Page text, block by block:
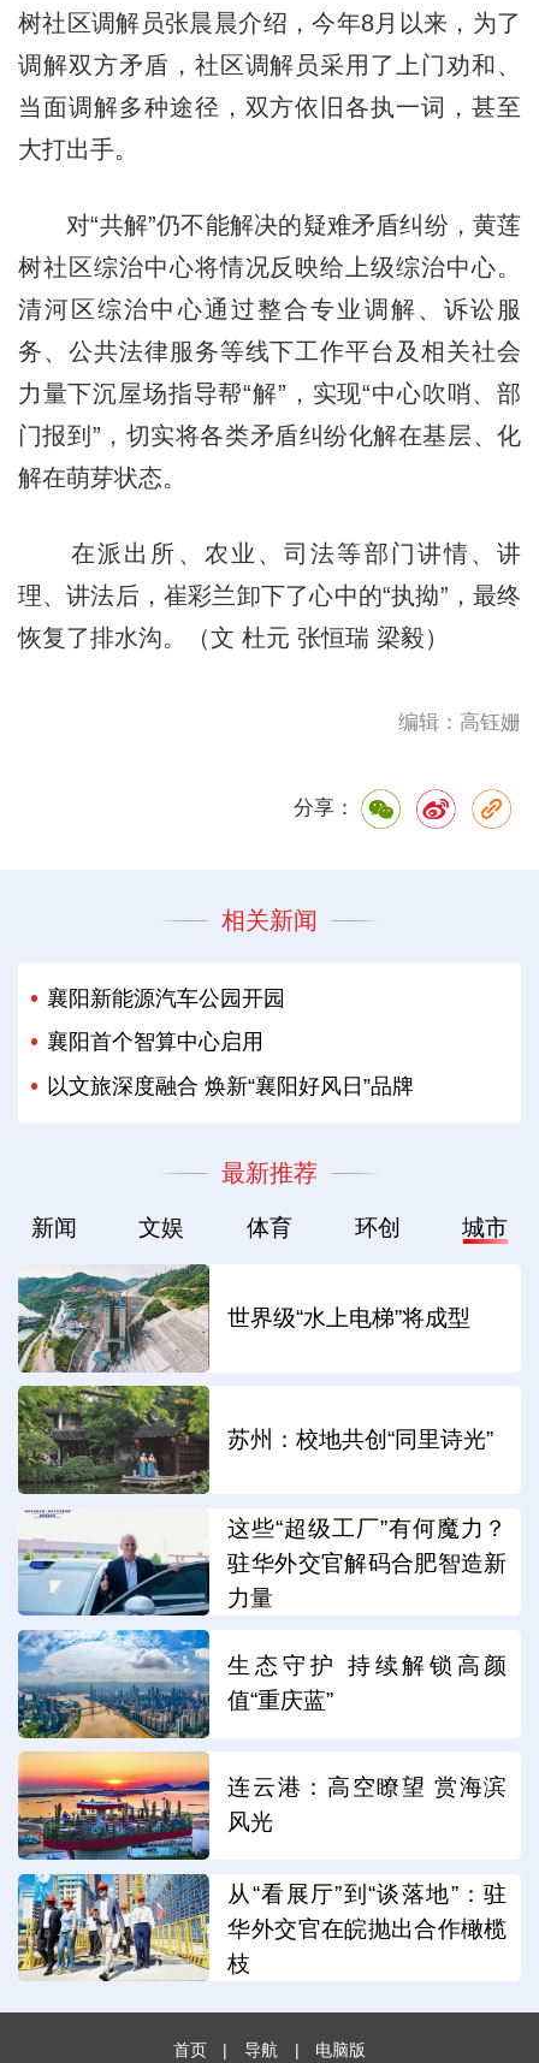
树社区调解员张晨晨介绍，今年8月以来，为了
调解双方矛盾，社区调解员采用了上门劝和、
当面调解多种途径，双方依旧各执一词，甚至
大打出手。
对“共解”仍不能解决的疑难矛盾纠纷，黄莲
树社区综治中心将情况反映给上级综治中心。
清河区综治中心通过整合专业调解、诉讼服
务、公共法律服务等线下工作平台及相关社会
力量下沉屋场指导帮“解”，实现“中心吹哨、部
门报到”，切实将各类矛盾纠纷化解在基层、化
解在萌芽状态。
在派出所、农业、司法等部门讲情、讲
理、讲法后，崔彩兰卸下了心中的“执拗”，最终
恢复了排水沟。（文 杜元 张恒瑞 梁毅）
编辑：高钰姗
分享：
相关新闻
襄阳新能源汽车公园开园
襄阳首个智算中心启用
以文旅深度融合 焕新“襄阳好风日”品牌
最新推荐
新闻 文娱 体育 环创 城市
世界级“水上电梯”将成型
苏州：校地共创“同里诗光”
这些“超级工厂”有何魔力？
驻华外交官解码合肥智造新
力量
生态守护 持续解锁高颜
值“重庆蓝”
连云港：高空瞭望 赏海滨
风光
从“看展厅”到“谈落地”：驻
华外交官在皖抛出合作橄榄
枝
首页 | 导航 | 电脑版